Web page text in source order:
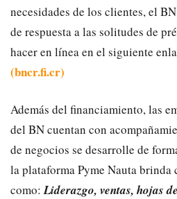
necesidades de los clientes, el
de respuesta a las solitudes de
hacer en línea en el siguiente
(bncr.fi.cr)
Además del financiamiento, las
del BN cuentan con
de negocios se desarrolle de
la plataforma Pyme Nauta brinda
como:Liderazgo, ventas, hojas